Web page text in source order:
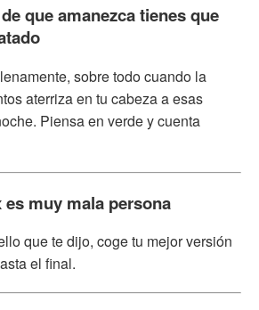
que amanezca tienes que
sobre todo cuando la
aterriza en tu cabeza a esas
Piensa en verde y cuenta
es muy mala persona
que te dijo, coge tu mejor versión
el final.